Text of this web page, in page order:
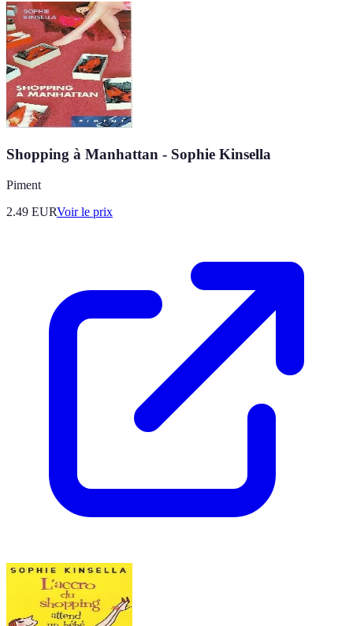
Shopping à Manhattan - Sophie Kinsella
Piment
2.49 EURVoir le prix